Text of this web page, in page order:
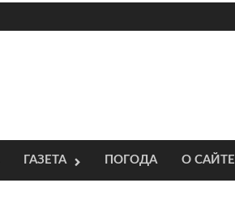
ГАЗЕТА ПОГОДА О САЙТЕ